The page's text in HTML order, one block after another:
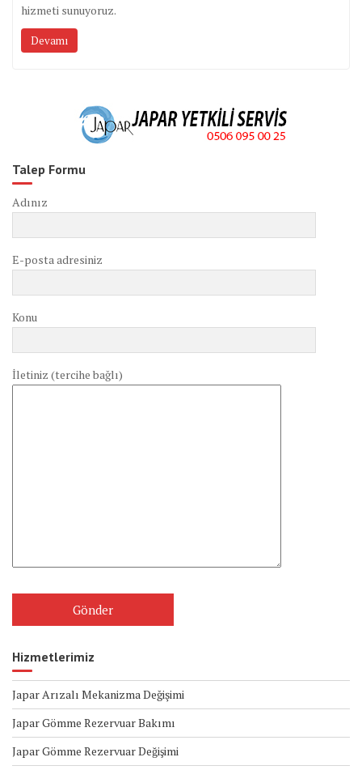
hizmeti sunuyoruz.
Devamı
Talep Formu
Adınız
E-posta adresiniz
Konu
İletiniz (tercihe bağlı)
Hizmetlerimiz
Japar Arızalı Mekanizma Değişimi
Japar Gömme Rezervuar Bakımı
Japar Gömme Rezervuar Değişimi